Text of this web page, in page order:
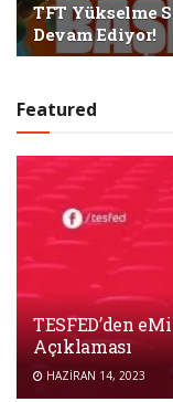
TFT Yükselme
Devam Ediyor!
Featured
TESFED’den
Açıklaması
HAZIRAN 14, 2023